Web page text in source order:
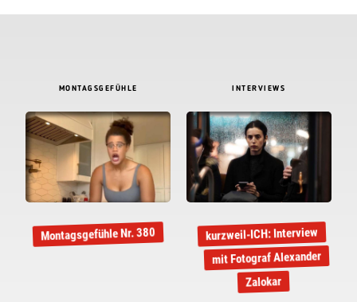
MONTAGSGEFÜHLE
Montagsgefühle Nr. 380
INTERVIEWS
kurzweil-ICH: Interview
mit Fotograf Alexander
Zalokar